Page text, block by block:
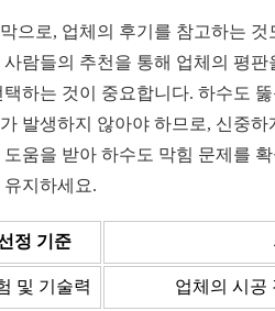
으로, 업체의 후기를 참고하는
사람들의 추천을 통해 업체의 평
택하는 것이 중요합니다. 하수도
발생하지 않아야 하므로, 신중
도움을 받아 하수도 막힘 문제를
유지하세요.
정 기준
및 기술력 업체의 시공